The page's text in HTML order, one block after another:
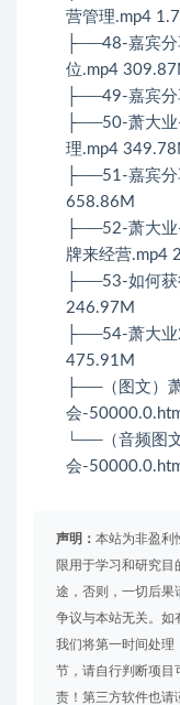
营管理.mp4
├──48-嘉宾分
位.mp4
├──49-嘉宾分
├──50-萧大业
理.mp4
├──51-嘉宾分
658.86M
├──52-萧大业
牌来经营.mp4
├──53-如何获
246.97M
├──54-萧大业
475.91M
├──（图文）
会-
└──（音频图
会-
声明： 本站为非盈利
限用于学习和研究目
途，否则，一切后果
争议与本站无关。如
我们将第一时间处理
节，请自行判断项目
责！第三方软件也请